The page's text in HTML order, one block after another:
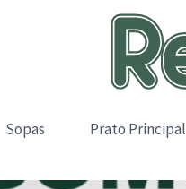
Sopas Prato Principal